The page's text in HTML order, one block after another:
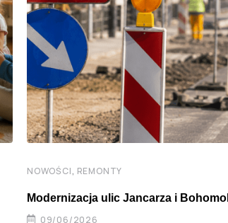
NOWOŚCI, REMONTY
Modernizacja ulic Jancarza i
09/06/2026